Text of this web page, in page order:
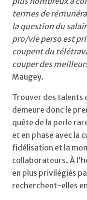
termes de
la question du
pro/vie perso est
coupent du
couper des
Maugey.
Trouver des talents
demeure donc le
quête de la perle
et en phase avec la
fidélisation et la
collaborateurs. À
en plus privilégiés
recherchent-elles